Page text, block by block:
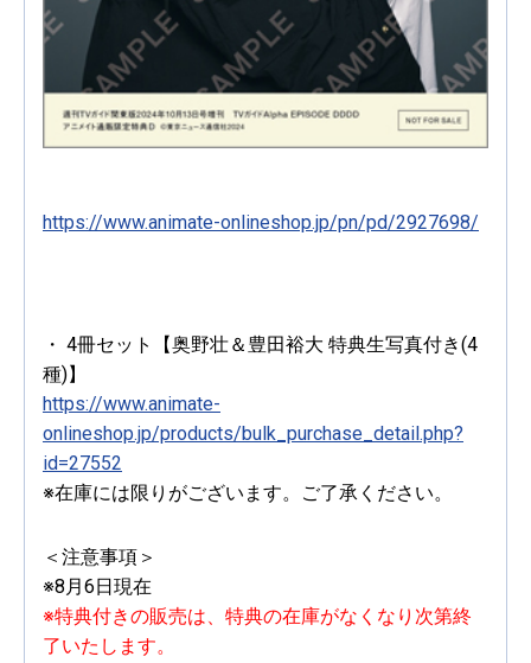
https://www.animate-onlineshop.jp/pn/pd/2927698/
・ 4冊セット【奥野壮＆豊田裕大 特典生写真付き(4
種)】
https://www.animate-
onlineshop.jp/products/bulk_purchase_detail.php?
id=27552
※在庫には限りがございます。ご了承ください。
＜注意事項＞
※8月6日現在
※特典付きの販売は、特典の在庫がなくなり次第終
了いたします。